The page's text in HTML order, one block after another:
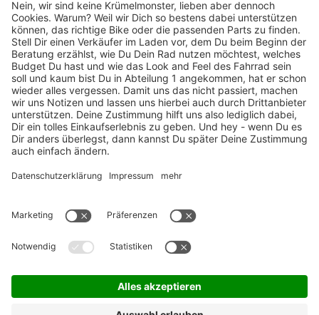
TOP-Marken
ZAHLUNGSARTEN / RATENKAUF
FÜR ARBEITGEBER & ARBEITNEHMER